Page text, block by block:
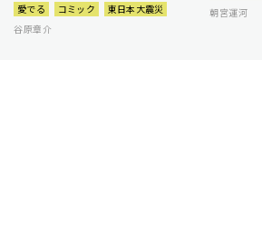
愛でる コミック
東日本大震災
谷原章介
朝宮運河